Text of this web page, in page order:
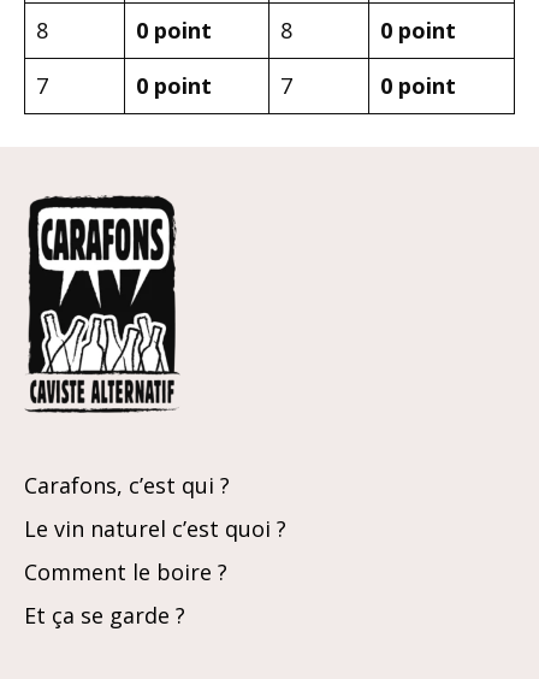
8
0 point 8
0 point
7
0 point 7 0 point
Carafons, c’est qui ?
Le vin naturel c’est quoi ?
Comment le boire ?
Et ça se garde ?